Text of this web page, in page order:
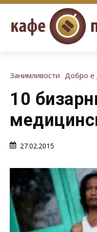
Занимливости Добро е
10
27.02.2015